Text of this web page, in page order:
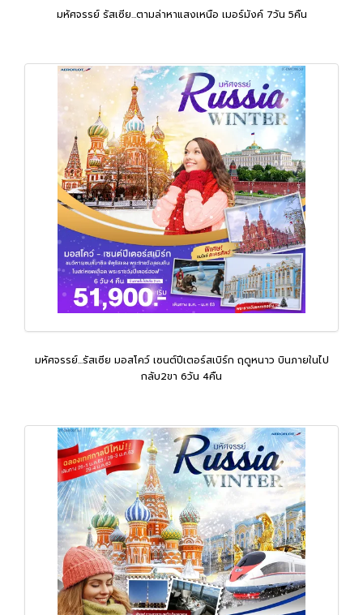
มหัศจรรย์ รัสเซีย...ตามล่าหาแสงเหนือ เมอร์มังค์ 7วัน 5คืน
มหัศจรรย์...รัสเซีย มอสโคว์ เซนต์ปีเตอร์สเบิร์ก ฤดูหนาว บินภายในไป
กลับ2ขา 6วัน 4คืน